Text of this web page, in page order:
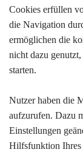
Cookies erfüllen
die Navigation
ermöglichen die
nicht dazu
starten.
Nutzer haben die
aufzurufen. Dazu
Einstellungen
Hilfsfunktion Ihres